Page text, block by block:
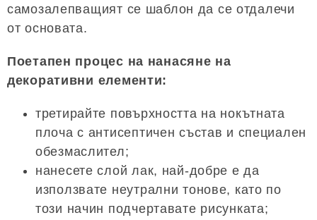
самозалепващият се шаблон да се отдалечи
от основата.
Поетапен процес на нанасяне на
декоративни елементи:
третирайте повърхността на нокътната
плоча с антисептичен състав и специален
обезмаслител;
нанесете слой лак, най-добре е да
използвате неутрални тонове, като по
този начин подчертавате рисунката;